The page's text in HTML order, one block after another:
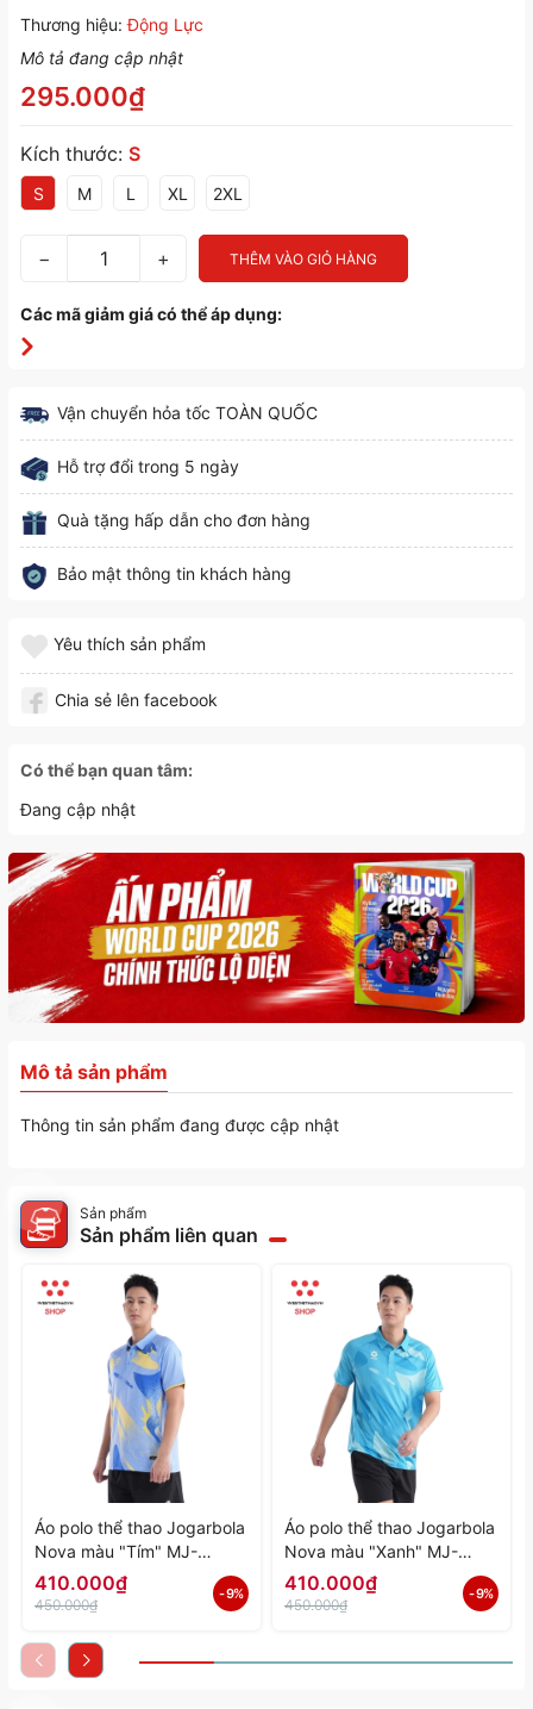
Thương hiệu: Động Lực
Mô tả đang cập nhật
295.000₫
Kích thước: S
S M L XL 2XL
− + THÊM VÀO GIỎ HÀNG
Các mã giảm giá có thể áp dụng:
Vận chuyển hỏa tốc TOÀN QUỐC
Hỗ trợ đổi trong 5 ngày
Quà tặng hấp dẫn cho đơn hàng
Bảo mật thông tin khách hàng
Yêu thích sản phẩm
Chia sẻ lên facebook
Có thể bạn quan tâm:
Đang cập nhật
Mô tả sản phẩm
Thông tin sản phẩm đang được cập nhật
Sản phẩm
Sản phẩm liên quan
Áo polo thể thao Jogarbola
Nova màu "Tím" MJ-
A4197-04 - Hàng Chính
Hãng
410.000₫
450.000₫
- 9%
Áo polo thể thao Jogarbola
Nova màu "Xanh" MJ-
A4197-03 - Hàng Chính
Hãng
410.000₫
450.000₫
- 9%